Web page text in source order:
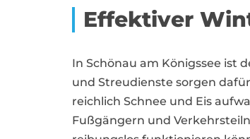
Effektiver
In Schönau am Königssee ist
und Streudienste sorgen
reichlich Schnee und Eis
Fußgängern und